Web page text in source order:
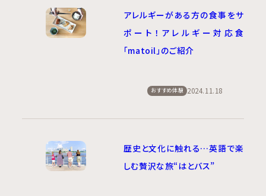
アレルギーがある方の食事をサ
ポート！アレルギー対応食
「matoil」のご紹介
おすすめ体験 2024.11.18
歴史と文化に触れる…英語で楽
しむ贅沢な旅“はとバス”